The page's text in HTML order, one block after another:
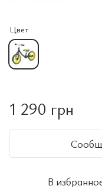
Цвет
1 290 грн
В